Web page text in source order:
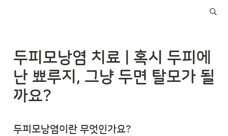
두피모낭염 치료 | 혹시 두피에
난 뾰루지, 그냥 두면 탈모가 될
까요?
두피모낭염이란 무엇인가요?